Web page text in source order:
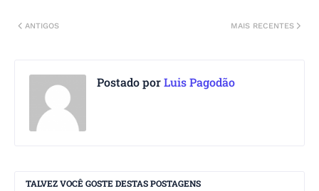
MAIS RECENTES
ANTIGOS
Postado porLuis Pagodão
TALVEZ VOCÊ GOSTE DESTAS POSTAGENS